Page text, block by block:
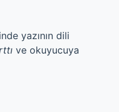
yazının dili
ve okuyucuya